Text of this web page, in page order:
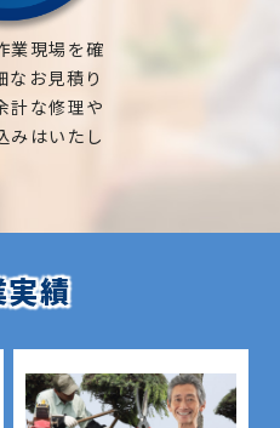
業現場を確
なお見積り
計な修理や
みはいたし
績